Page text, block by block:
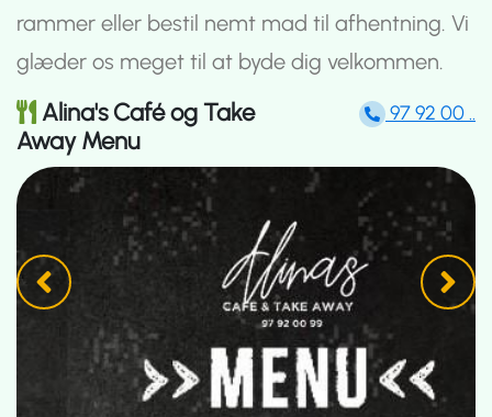
rammer eller bestil nemt mad til afhentning. Vi
glæder os meget til at byde dig velkommen.
Alina's Café og Take
Away Menu
97 92 00 ..